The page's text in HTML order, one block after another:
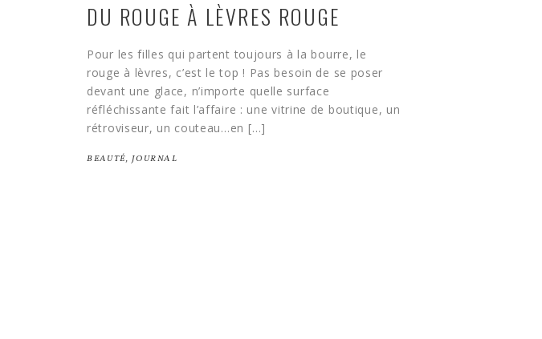
DU ROUGE À LÈVRES ROUGE
Pour les filles qui partent toujours à la bourre, le
rouge à lèvres, c’est le top ! Pas besoin de se poser
devant une glace, n’importe quelle surface
réfléchissante fait l’affaire : une vitrine de boutique, un
rétroviseur, un couteau…en […]
BEAUTÉ,JOURNAL